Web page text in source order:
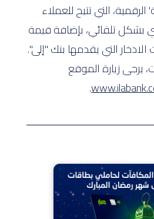
التي تتيح للعملاء
بشكل تلقائي، بإضافة قيمة
التي يقدمها بنك "إلى".
يرجى زيارة الموقع
.